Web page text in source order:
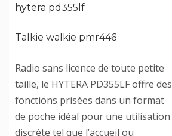
hytera pd355lf
Talkie walkie pmr446
Radio sans licence de toute petite
taille, le HYTERA PD355LF offre des
fonctions prisées dans un format
de poche idéal pour une utilisation
discrète tel que l’accueil ou